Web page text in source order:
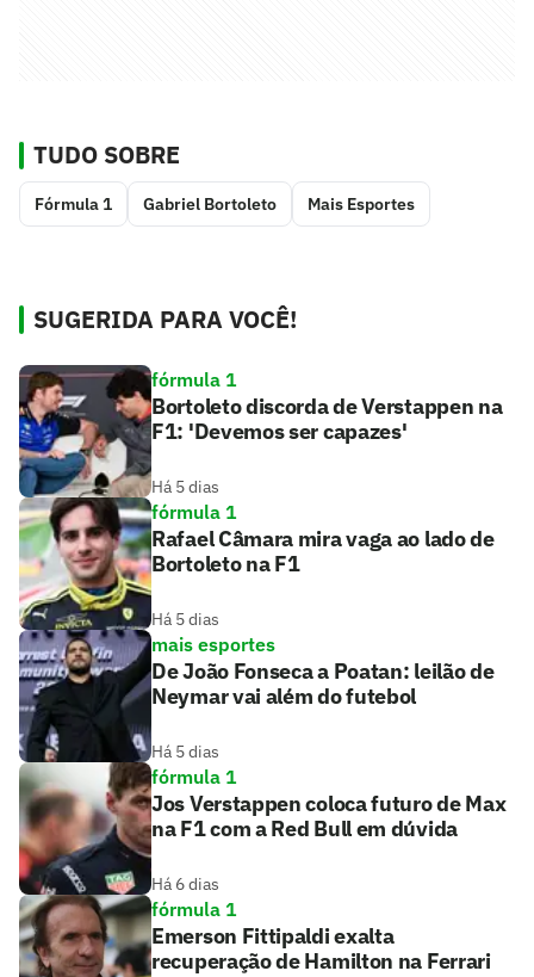
TUDO SOBRE
Fórmula 1 Gabriel Bortoleto Mais Esportes
SUGERIDA PARA VOCÊ!
fórmula 1
Bortoleto discorda de Verstappen na
F1: 'Devemos ser capazes'
Há 5 dias
fórmula 1
Rafael Câmara mira vaga ao lado de
Bortoleto na F1
Há 5 dias
mais esportes
De João Fonseca a Poatan: leilão de
Neymar vai além do futebol
Há 5 dias
fórmula 1
Jos Verstappen coloca futuro de Max
na F1 com a Red Bull em dúvida
Há 6 dias
fórmula 1
Emerson Fittipaldi exalta
recuperação de Hamilton na Ferrari